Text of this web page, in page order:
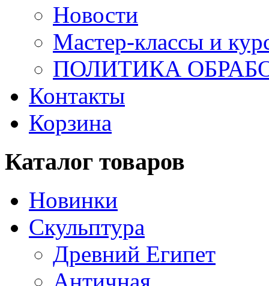
Новости
Мастер-классы и
ПОЛИТИКА
Контакты
Корзина
Каталог товаров
Новинки
Скульптура
Древний Египет